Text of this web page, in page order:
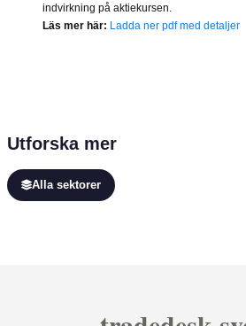
indvirkning på aktiekursen.
Läs mer här: Ladda ner pdf med detaljer
Utforska mer
Alla sektorer